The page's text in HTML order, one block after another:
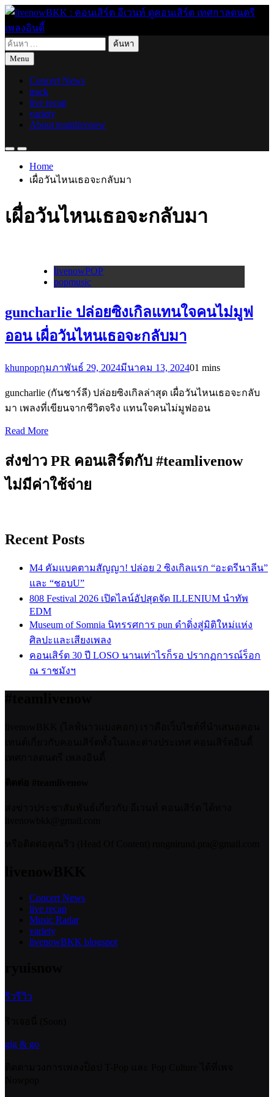
Skip
content
livenowBKK : คอนเสิร์ต อีเวนท์ ดูคอนเสิร์ต เทศกาลดนตรี เพลง
อินดี้
live for today
ค้นหา
สำหรับ:
Menu
Concert News
track
live recap
variety
About teamlivenow
Home
เผื่อวันไหนเธอจะกลับมา
เผื่อวันไหนเธอจะกลับมา
livenowPOP
popmusic
guncharlie ปล่อยซิงเกิลแทนใจคนไม่มูฟ
ออน เผื่อวันไหนเธอจะกลับมา
khunpopกุมภาพันธ์ 29, 2024มีนาคม 13, 202401 mins
guncharlie (กันชาร์ลี) ปล่อยซิงเกิลล่าสุด เผื่อวันไหนเธอจะกลับ
มา เพลงที่เขียนจากชีวิตจริง แทนใจคนไม่มูฟออน
Read More
ส่งข่าว PR คอนเสิร์ตกับ #teamlivenow
ไม่มีค่าใช้จ่าย
Recent Posts
M4 คัมแบคตามสัญญา! ปล่อย 2 ซิงเกิลแรก “อะดรีนาลีน”
และ “ชอบU”
808 Festival 2026 เปิดไลน์อัปสุดจัด ILLENIUM นำทัพ
EDM
Museum of Somnia นิทรรศการ pun ดำดิ่งสู่มิติใหม่แห่ง
ศิลปะและเสียงเพลง
คอนเสิร์ต 30 ปี LOSO นานเท่าไรก็รอ ปรากฏการณ์ร็อก
ณ ราชมังฯ
Concert News
live recap
Music Radar
variety
livenowBKK blogspot
ริวรีวิว
gig & go